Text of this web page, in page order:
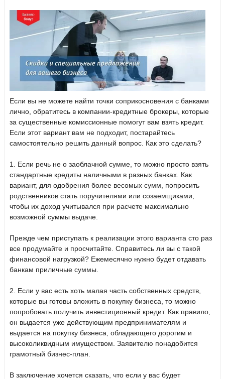
Если вы не можете найти точки соприкосновения с банками
лично, обратитесь в компании-кредитные брокеры, которые
за существенные комиссионные помогут вам взять кредит.
Если этот вариант вам не подходит, постарайтесь
самостоятельно решить данный вопрос. Как это сделать?
1. Если речь не о заоблачной сумме, то можно просто взять
стандартные кредиты наличными в разных банках. Как
вариант, для одобрения более весомых сумм, попросить
родственников стать поручителями или созаемщиками,
чтобы их доход учитывался при расчете максимально
возможной суммы выдаче.
Прежде чем приступать к реализации этого варианта сто раз
все продумайте и просчитайте. Справитесь ли вы с такой
финансовой нагрузкой? Ежемесячно нужно будет отдавать
банкам приличные суммы.
2. Если у вас есть хоть малая часть собственных средств,
которые вы готовы вложить в покупку бизнеса, то можно
попробовать получить инвестиционный кредит. Как правило,
он выдается уже действующим предпринимателям и
выдается на покупку бизнеса, обладающего дорогим и
высоколиквидным имуществом. Заявителю понадобится
грамотный бизнес-план.
В заключение хочется сказать, что если у вас будет